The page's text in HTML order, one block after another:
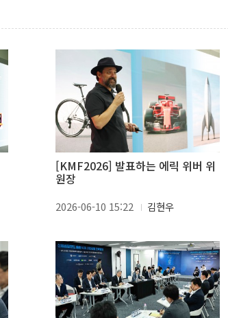
[KMF2026] 발표하는 에릭 위버 위
원장
2026-06-10 15:22 김현우